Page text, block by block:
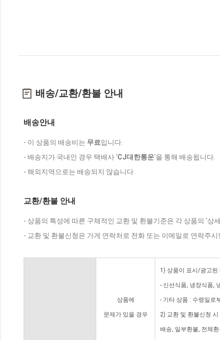
배송/교환/환불 안내
배송안내
- 이 상품의 배송비는 무료입니다.
- 배송지가 국내인 경우 택배사 'CJ대한통운'을 통해 배송됩니다.
- 해외지역으로는 배송되지 않습니다.
교환/환불 안내
- 상품의 특성에 따른 구체적인 교환 및 환불기준은 각 상품의 '상
- 교환 및 환불신청은 가게 연락처로 전화 또는 이메일로 연락주
상품에
문제가 있을 경우
1) 상품이 표시/광고된
- 신선식품, 냉장식품,
- 기타 상품 : 수령일로
2) 교환 및 환불신청
배송, 일부환불, 전체